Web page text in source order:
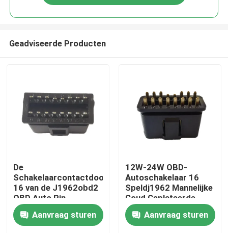
Huis
Geadviseerde Producten
De
Schakelaarcontactdoos
16 van de J1962obd2
OBD Auto Pin
Compatible Black
ColorAanvraag sturen
12W-24W OBD-
Autoschakelaar 16
Speldj1962 Mannelijke
Goud Geplateerde
Adapter
Aanvraag sturen